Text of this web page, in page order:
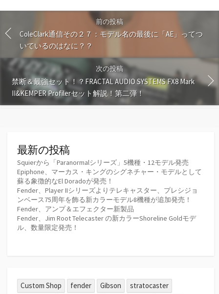
前の投稿
ColeClark通信その２７：モデル名の最後に「AE」ってつ
いているのはなに？？
次の投稿
禁断＆最強セット！？FRACTAL AUDIO SYSTEMS FX8 Mark
II&KEMPER Profilerセット解説！第二弾！
最新の投稿
Squierから「Paranormalシリーズ」5機種・12モデル発売
Epiphone、マーカス・キングのシグネチャー・モデルとして
蘇る象徴的なEl Doradoが発売！
Fender、Player IIシリーズよりテレキャスター、プレシジョ
ンベース75周年を飾る新カラーモデル8機種が追加発売！
Fender、アンプ＆エフェクター新製品
Fender、Jim Root Telecaster の新カラーShoreline Goldモデ
ル、数量限定発売！
Custom Shop fender Gibson
stratocaster